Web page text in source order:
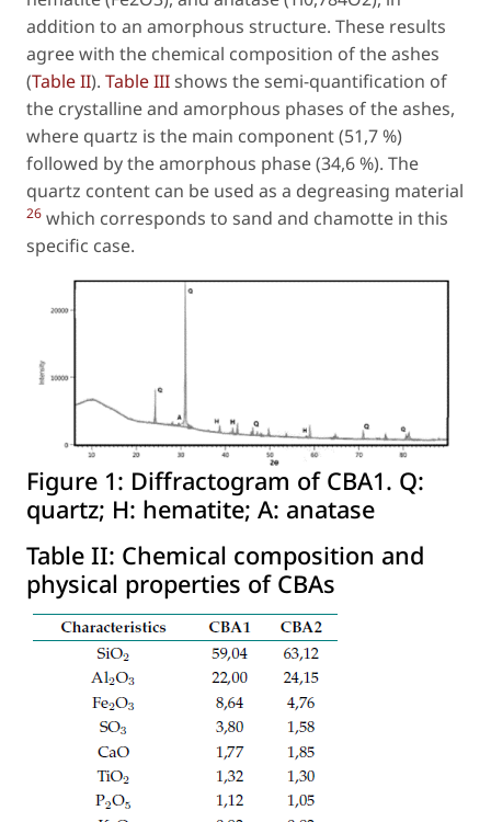
addition to an amorphous structure. These results
agree with the chemical composition of the ashes
(Table II). Table IIIshows the semi-quantification of
the crystalline and amorphous phases of the ashes,
where quartz is the main component (51,7 %)
followed by the amorphous phase (34,6 %). The
quartz content can be used as a degreasing material
26 which corresponds to sand and chamotte in this
specific case.
Figure 1: Diffractogram of CBA1. Q:
quartz; H: hematite; A: anatase
Table II: Chemical composition and
physical properties of CBAs